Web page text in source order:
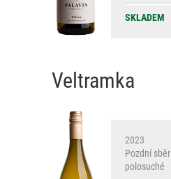
SKLADEM
Veltramka
2023
Pozdní sběr
polosuché